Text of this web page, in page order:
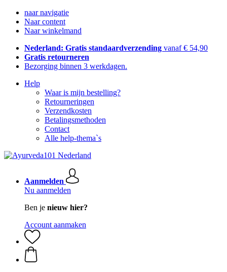
naar navigatie
Naar content
Naar winkelmand
Nederland: Gratis standaardverzending vanaf € 54,90
Gratis retourneren
Bezorging binnen 3 werkdagen.
Help
Waar is mijn bestelling?
Retourneringen
Verzendkosten
Betalingsmethoden
Contact
Alle help-thema`s
Aanmelden
Nu aanmelden
Ben je nieuw hier?
Account aanmaken